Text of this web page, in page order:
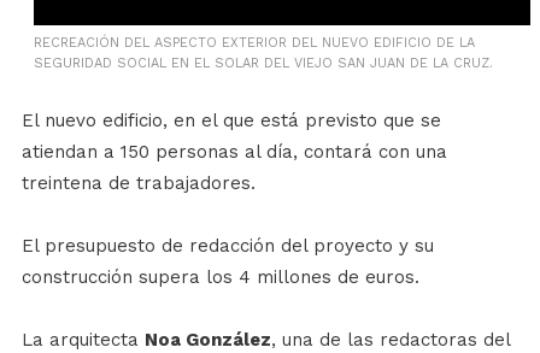
RECREACIÓN DEL ASPECTO EXTERIOR DEL NUEVO EDIFICIO DE LA
SEGURIDAD SOCIAL EN EL SOLAR DEL VIEJO SAN JUAN DE LA CRUZ.
El nuevo edificio, en el que está previsto que se
atiendan a 150 personas al día, contará con una
treintena de trabajadores.
El presupuesto de redacción del proyecto y su
construcción supera los 4 millones de euros.
La arquitecta Noa González, una de las redactoras del